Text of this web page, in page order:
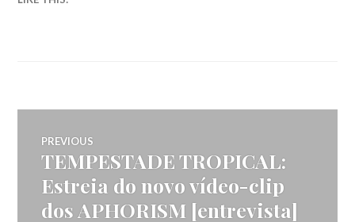
Navegação
de
PREVIOUS
Previous
TEMPESTADE TROPICAL:
Estreia do novo vídeo-clip
dos APHORISM [entrevista]